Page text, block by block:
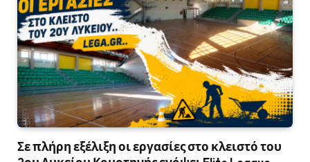
Σε πλήρη εξέλιξη οι εργασίες στο κλειστό του